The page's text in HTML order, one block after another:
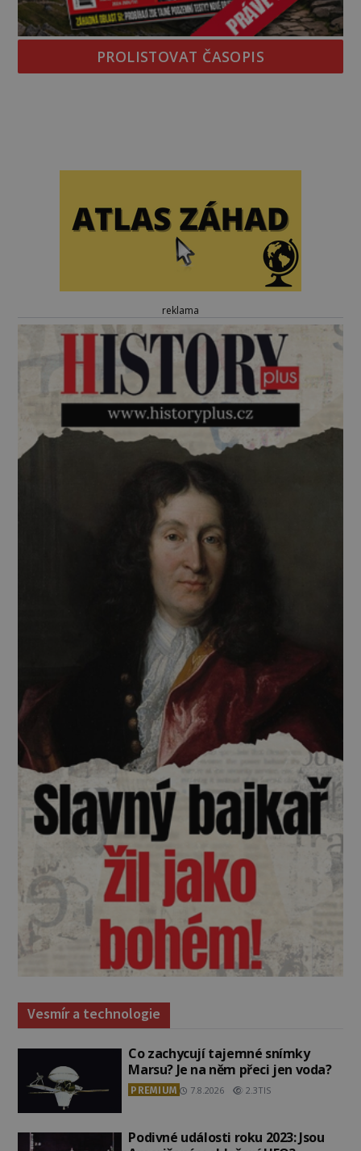
PROLISTOVAT ČASOPIS
reklama
Vesmír a technologie
Co zachycují tajemné snímky
Marsu? Je na něm přeci jen voda?
PREMIUM 7.8.2026 2.3TIS
Podivné události roku 2023: Jsou